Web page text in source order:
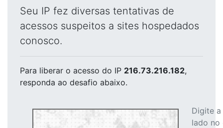
Seu IP fez diversas tentativas de
acessos suspeitos a sites hospedados
conosco.
Para liberar o acesso do IP 216.73.216.182,
responda ao desafio abaixo.
Digite
lado no